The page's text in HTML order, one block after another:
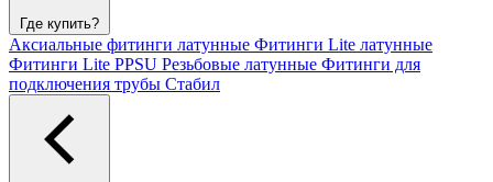
Где купить?
Аксиальные фитинги латунные Фитинги Lite латунные
Фитинги Lite PPSU Резьбовые латунные Фитинги для
подключения трубы Стабил